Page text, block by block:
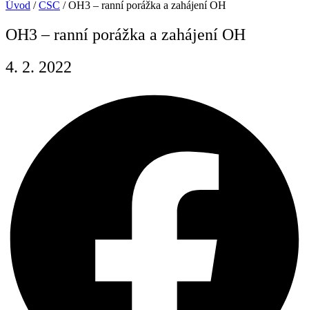
Úvod /CSC /OH3 – ranní porážka a zahájení OH
OH3 – ranní porážka a zahájení OH
4. 2. 2022